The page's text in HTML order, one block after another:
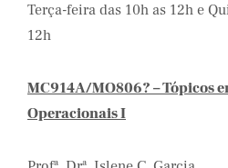
Terça-feira das 10h as 12h e
12h
MC914A/MO806? – Tópicos
Operacionais I